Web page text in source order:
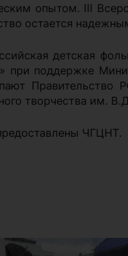
опытом. III
остается
детская
при поддержке
Правительство
творчества им.
ЧГЦНТ.